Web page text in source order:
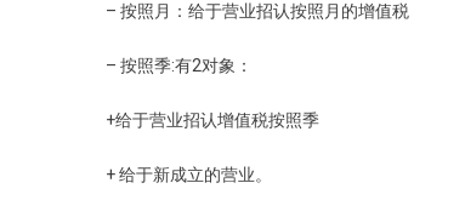
– 按照月：给于营业招认按照月的增值税
– 按照季:有2对象：
+给于营业招认增值税按照季
+ 给于新成立的营业。